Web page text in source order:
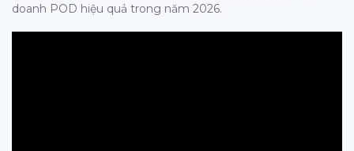
doanh POD hiệu quả trong năm 2026.